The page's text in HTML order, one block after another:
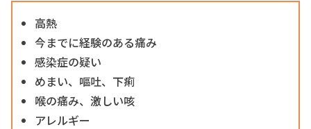
高熱
今までに経験のある痛み
感染症の疑い
めまい、嘔吐、下痢
喉の痛み、激しい咳
アレルギー